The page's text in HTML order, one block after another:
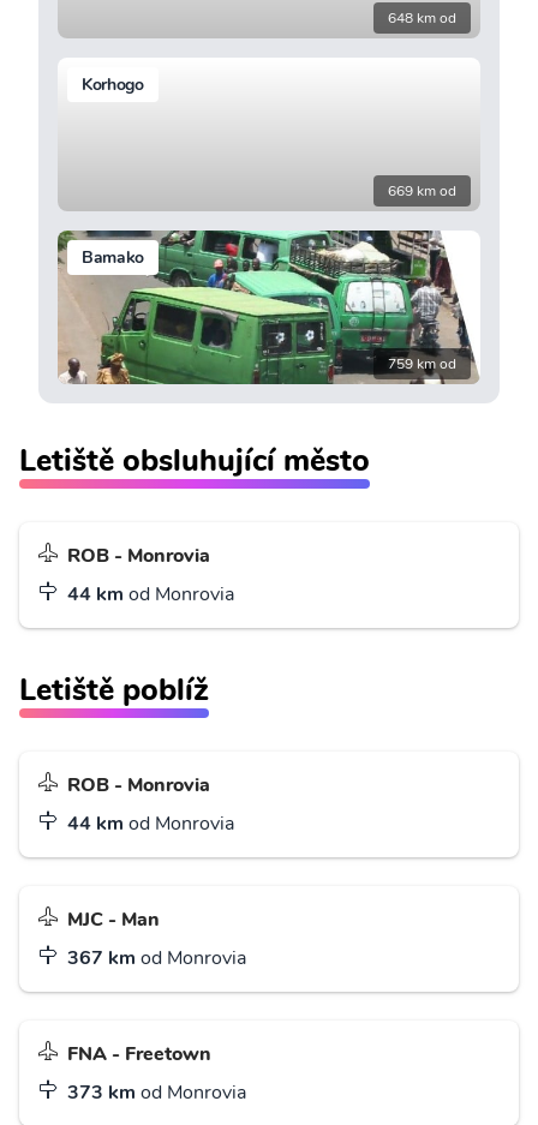
648 km od
Korhogo
669 km od
Bamako
759 km od
Letiště obsluhující město
ROB - Monrovia
44 km od Monrovia
Letiště poblíž
ROB - Monrovia
44 km od Monrovia
MJC - Man
367 km od Monrovia
FNA - Freetown
373 km od Monrovia